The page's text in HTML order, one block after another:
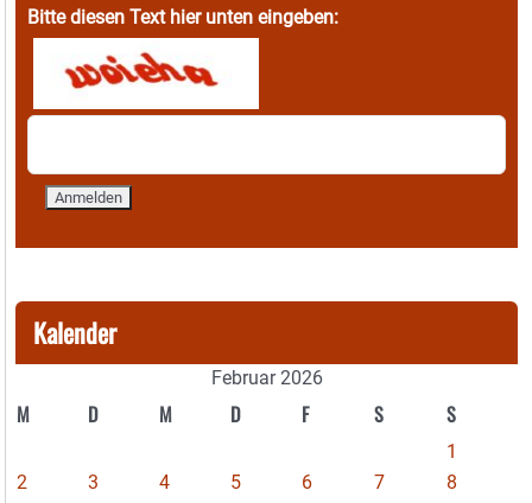
Bitte diesen Text hier unten eingeben:
Kalender
Februar 2026
M D M D F S S
1
2
3 4 5 6 7
8